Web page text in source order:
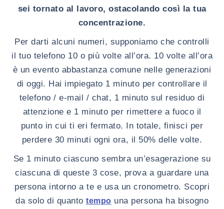
sei tornato al lavoro, ostacolando così la tua
concentrazione.
Per darti alcuni numeri, supponiamo che controlli
il tuo telefono 10 o più volte all’ora. 10 volte all’ora
è un evento abbastanza comune nelle generazioni
di oggi. Hai impiegato 1 minuto per controllare il
telefono / e-mail / chat, 1 minuto sul residuo di
attenzione e 1 minuto per rimettere a fuoco il
punto in cui ti eri fermato. In totale, finisci per
perdere 30 minuti ogni ora, il 50% delle volte.
Se 1 minuto ciascuno sembra un’esagerazione su
ciascuna di queste 3 cose, prova a guardare una
persona intorno a te e usa un cronometro. Scopri
da solo di quanto tempo una persona ha bisogno